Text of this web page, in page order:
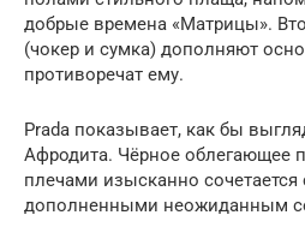
добрые времена «Матрицы».
(чокер и сумка) дополняют
противоречат ему.
Prada показывает, как бы
Афродита. Чёрное облегающее
плечами изысканно
дополненными неожиданным